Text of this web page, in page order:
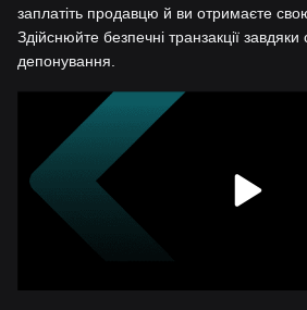
заплатіть продавцю й ви отримаєте
Здійснюйте безпечні транзакції завдяки
депонування.